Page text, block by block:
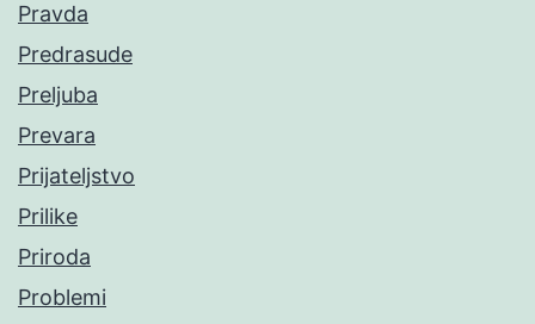
Pravda
Predrasude
Preljuba
Prevara
Prijateljstvo
Prilike
Priroda
Problemi